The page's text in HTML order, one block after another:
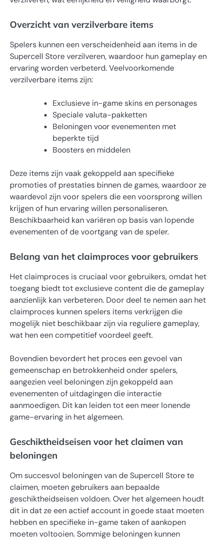
Overzicht van verzilverbare items
Spelers kunnen een verscheidenheid aan items in de
Supercell Store verzilveren, waardoor hun gameplay en
ervaring worden verbeterd. Veelvoorkomende
verzilverbare items zijn:
Exclusieve in-game skins en personages
Speciale valuta-pakketten
Beloningen voor evenementen met
beperkte tijd
Boosters en middelen
Deze items zijn vaak gekoppeld aan specifieke
promoties of prestaties binnen de games, waardoor ze
waardevol zijn voor spelers die een voorsprong willen
krijgen of hun ervaring willen personaliseren.
Beschikbaarheid kan variëren op basis van lopende
evenementen of de voortgang van de speler.
Belang van het claimproces voor gebruikers
Het claimproces is cruciaal voor gebruikers, omdat het
toegang biedt tot exclusieve content die de gameplay
aanzienlijk kan verbeteren. Door deel te nemen aan het
claimproces kunnen spelers items verkrijgen die
mogelijk niet beschikbaar zijn via reguliere gameplay,
wat hen een competitief voordeel geeft.
Bovendien bevordert het proces een gevoel van
gemeenschap en betrokkenheid onder spelers,
aangezien veel beloningen zijn gekoppeld aan
evenementen of uitdagingen die interactie
aanmoedigen. Dit kan leiden tot een meer lonende
game-ervaring in het algemeen.
Geschiktheidseisen voor het claimen van
beloningen
Om succesvol beloningen van de Supercell Store te
claimen, moeten gebruikers aan bepaalde
geschiktheidseisen voldoen. Over het algemeen houdt
dit in dat ze een actief account in goede staat moeten
hebben en specifieke in-game taken of aankopen
moeten voltooien. Sommige beloningen kunnen